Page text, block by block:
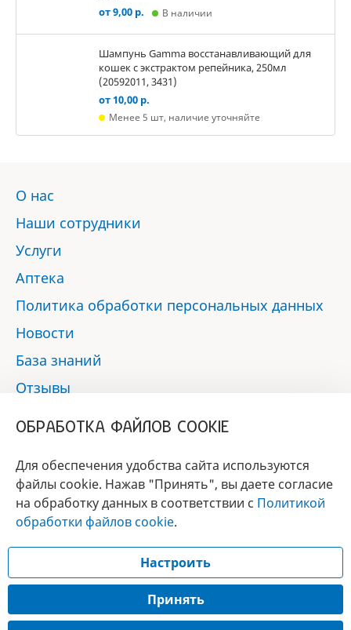
от 9,00 р.
В наличии
Шампунь Gamma восстанавливающий для
кошек с экстрактом репейника, 250мл
(20592011, 3431)
от 10,00 р.
Менее 5 шт, наличие уточняйте
О нас
Наши сотрудники
Услуги
Аптека
Политика обработки персональных данных
Новости
База знаний
Отзывы
БРЕНД
ГОДА 2017 - 2019
© 2017 - 2026 «Альфа-вет»
Разработка сайта —
ОБРАБОТКА ФАЙЛОВ COOKIE
Для обеспечения удобства сайта используются
файлы cookie. Нажав "Принять", вы даете согласие
на обработку данных в соответствии с Политикой
обработки файлов cookie.
Настроить
Принять